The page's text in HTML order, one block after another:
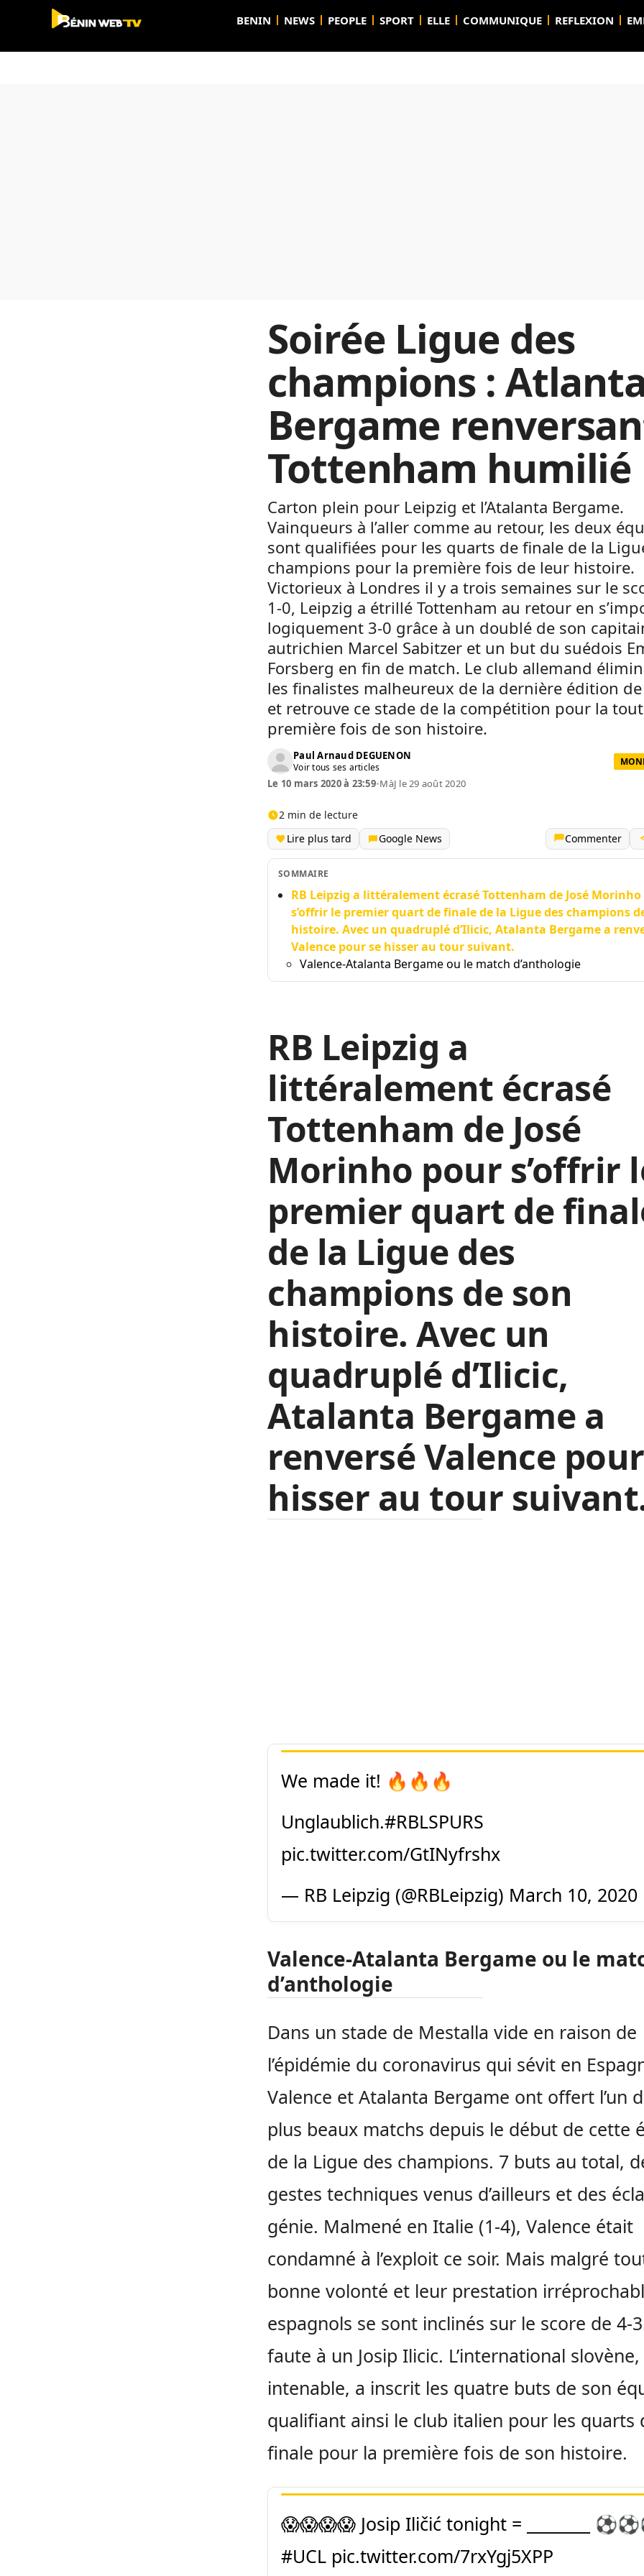
BENIN NEWS PEOPLE SPORT ELLE COMMUNIQUE REFLEXION
Soirée Ligue des
champions :
Bergame
Tottenham humilié
Carton plein pour Leipzig et l’Atalanta Bergame.
Vainqueurs à l’aller comme au retour, les deux
sont qualifiées pour les quarts de finale de la
champions pour la première fois de leur histoire.
Victorieux à Londres il y a trois semaines sur le
1-0, Leipzig a étrillé Tottenham au retour en
logiquement 3-0 grâce à un doublé de son
autrichien Marcel Sabitzer et un but du suédois
Forsberg en fin de match. Le club allemand
les finalistes malheureux de la dernière édition de
et retrouve ce stade de la compétition pour la
première fois de son histoire.
Paul Arnaud DEGUENON
Voir tous ses articles
Le 10 mars 2020 à 23:59•MàJ le 29 août 2020
2 min de lecture
Lire plus tard
Google News Commenter
SOMMAIRE
RB Leipzig a littéralement écrasé Tottenham de José
s’offrir le premier quart de finale de la Ligue des champions
histoire. Avec un quadruplé d’Ilicic, Atalanta Bergame a
Valence pour se hisser au tour suivant.
Valence-Atalanta Bergame ou le match d’anthologie
RB Leipzig a
littéralement écrasé
Tottenham de José
Morinho pour s’offrir
premier quart de
de la Ligue des
champions de son
histoire. Avec un
quadruplé d’Ilicic,
Atalanta Bergame a
renversé Valence
hisser au tour
We made it! 🔥🔥🔥
Unglaublich.#RBLSPURS
pic.twitter.com/GtINyfrshx
— RB Leipzig (@RBLeipzig) March 10, 2020
Valence-Atalanta Bergame ou le
d’anthologie
Dans un stade de Mestalla vide en raison de
l’épidémie du coronavirus qui sévit en
Valence et Atalanta Bergame ont offert l’un
plus beaux matchs depuis le début de cette
de la Ligue des champions. 7 buts au total,
gestes techniques venus d’ailleurs et des
génie. Malmené en Italie (1-4), Valence était
condamné à l’exploit ce soir. Mais malgré
bonne volonté et leur prestation
espagnols se sont inclinés sur le score de 4-
faute à un Josip Ilicic. L’international slovène,
intenable, a inscrit les quatre buts de son
qualifiant ainsi le club italien pour les quarts
finale pour la première fois de son histoire.
😱😱😱😱 Josip Iličić tonight = ________
#UCL pic.twitter.com/7rxYgj5XPP